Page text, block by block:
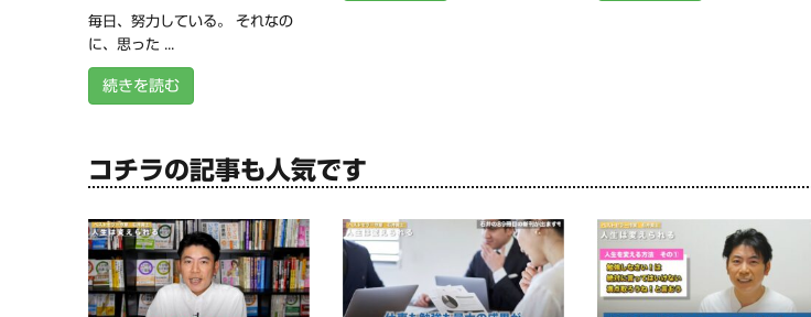
毎日、努力している。 それなの
に、思った ...
続きを読む
コチラの記事も人気です